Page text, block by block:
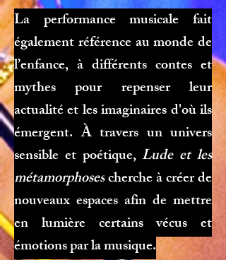
La performance musicale fait
également référence au monde de
l’enfance, à différents contes et
mythes pour repenser leur
actualité et les imaginaires d'où ils
émergent. À travers un univers
sensible et poétique,Lude et les
métamorphosescherche à créer de
nouveaux espaces afin de mettre
en lumière certains vécus et
émotions par la musique.